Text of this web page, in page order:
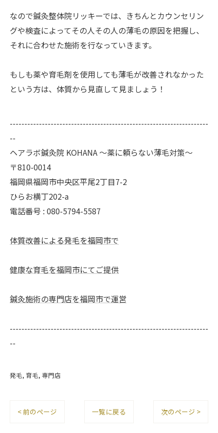
なので鍼灸整体院リッキーでは、きちんとカウンセリン
グや検査によってその人その人の薄毛の原因を把握し、
それに合わせた施術を行なっていきます。
もしも薬や育毛剤を使用しても薄毛が改善されなかった
という方は、体質から見直して見ましょう！
--------------------------------------------------------------------
--
ヘアラボ鍼灸院 KOHANA 〜薬に頼らない薄毛対策〜
〒810-0014
福岡県福岡市中央区平尾2丁目7-2
ひらお横丁202-a
電話番号 : 080-5794-5587
体質改善による発毛を福岡市で
健康な育毛を福岡市にてご提供
鍼灸施術の専門店を福岡市で運営
--------------------------------------------------------------------
--
発毛 育毛 専門店
< 前のページ 一覧に戻る 次のページ >